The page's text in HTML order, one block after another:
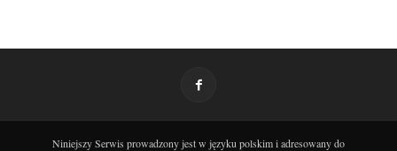
Niniejszy Serwis prowadzony jest w języku polskim i adresowany do